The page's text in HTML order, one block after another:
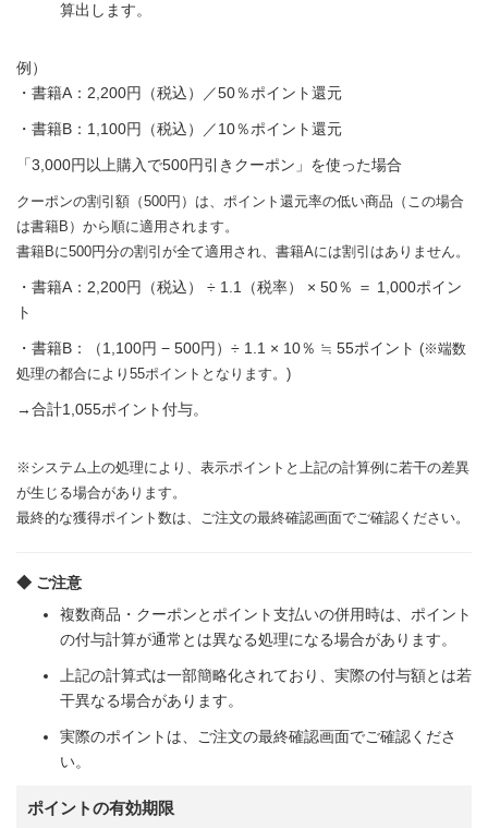
算出します。
例）
・書籍A：2,200円（税込）／50％ポイント還元
・書籍B：1,100円（税込）／10％ポイント還元
「3,000円以上購入で500円引きクーポン」を使った場合
クーポンの割引額（500円）は、ポイント還元率の低い商品（この場合
は書籍B）から順に適用されます。
書籍Bに500円分の割引が全て適用され、書籍Aには割引はありません。
・書籍A：2,200円（税込） ÷ 1.1（税率） × 50％ ＝ 1,000ポイン
ト
・書籍B：（1,100円 − 500円）÷ 1.1 × 10％ ≒ 55ポイント (※端数
処理の都合により55ポイントとなります。)
→合計1,055ポイント付与。
※システム上の処理により、表示ポイントと上記の計算例に若干の差異
が生じる場合があります。
最終的な獲得ポイント数は、ご注文の最終確認画面でご確認ください。
◆ ご注意
複数商品・クーポンとポイント支払いの併用時は、ポイント
の付与計算が通常とは異なる処理になる場合があります。
上記の計算式は一部簡略化されており、実際の付与額とは若
干異なる場合があります。
実際のポイントは、ご注文の最終確認画面でご確認くださ
い。
ポイントの有効期限